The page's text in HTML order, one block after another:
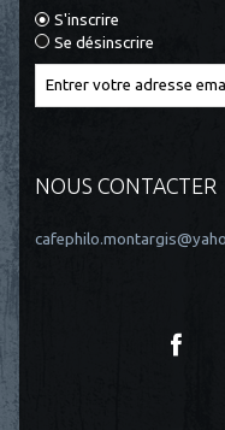
S'inscrire
Se désinscrire
NOUS CONTACTER